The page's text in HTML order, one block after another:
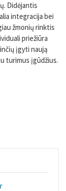
Didėjantis
integracija bei
žmonių rinktis
priežiūra
įgyti naują
turimus įgūdžius.